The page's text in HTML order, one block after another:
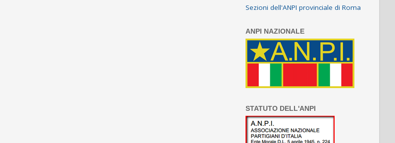
Sezioni dell'ANPI provinciale di Roma
ANPI NAZIONALE
STATUTO DELL'ANPI